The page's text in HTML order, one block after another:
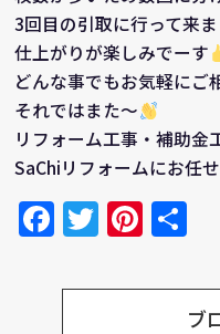
3回目の引取に行って来
仕上がりが楽しみでーす
どんな事でもお気軽にご
それではまた～
リフォーム工事・補助金
SaChiリフォームにお任
Facebook
Twitter
ブ